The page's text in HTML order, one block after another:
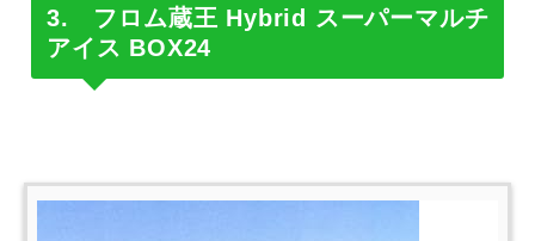
3. フロム蔵王 Hybrid スーパーマルチ
アイス BOX24